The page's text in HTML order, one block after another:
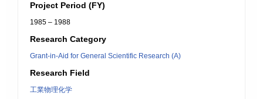
Project Period (FY)
1985 – 1988
Research Category
Grant-in-Aid for General Scientific Research (A)
Research Field
工業物理化学